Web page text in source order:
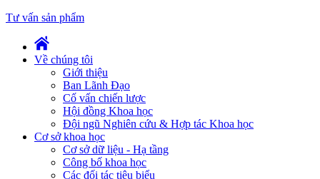
Tư vấn sản phẩm
Về chúng tôi
Giới thiệu
Ban Lãnh Đạo
Cố vấn chiến lược
Hội đồng Khoa học
Đội ngũ Nghiên cứu & Hợp tác Khoa học
Cơ sở khoa học
Cơ sở dữ liệu - Hạ tầng
Công bố khoa học
Các đối tác tiêu biểu